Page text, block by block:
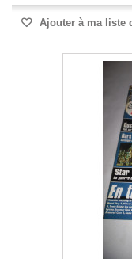
Ajouter à ma liste